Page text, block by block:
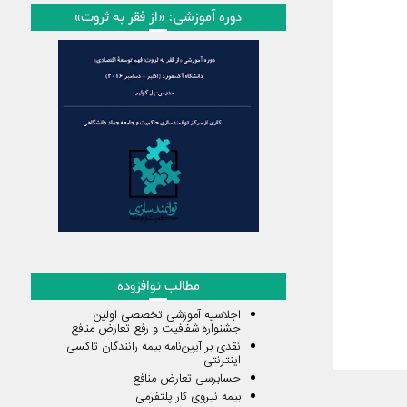
دوره آموزشی: «از فقر به ثروت»
مطالب نوافزوده
اجلاسیه آموزشی تخصصی اولین
جشنواره شفافیت و رفع تعارض منافع
نقدی بر آیین‌نامه بیمه رانندگان تاکسی
اینترنتی
حسابرسی تعارض منافع
بیمه نیروی کار پلتفرمی